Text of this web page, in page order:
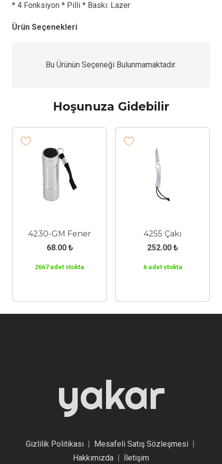
* 4 Fonksiyon * Pilli * Baskı: Lazer
Ürün Seçenekleri
Bu Ürünün Seçeneği Bulunmamaktadır.
Hoşunuza Gidebilir
4230-GM Fener
68.00 ₺
2667 adet stokta
4255 Çakı
252.00 ₺
6 adet stokta
yakar
Gizlilik Politikası| Mesafeli Satış Sözleşmesi|
Hakkımızda
İletişim